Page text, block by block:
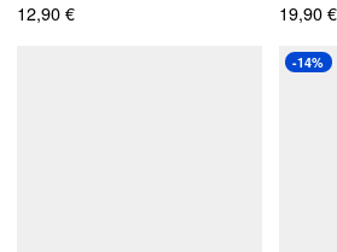
12,90 €
19,90 €
-14%